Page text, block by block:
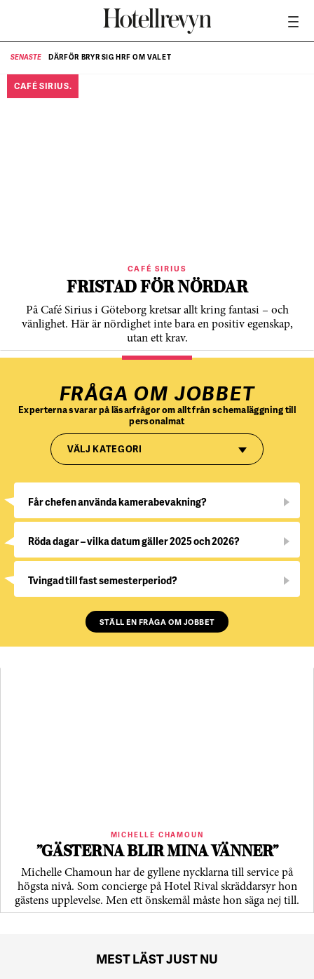
SENASTE DÄRFÖR BRYR SIG HRF OM VALET
CAFÉ SIRIUS.
CAFÉ SIRIUS
FRISTAD FÖR NÖRDAR
På Café Sirius i Göteborg kretsar allt kring fantasi – och
vänlighet. Här är nördighet inte bara en positiv egenskap,
utan ett krav.
FRÅGA OM JOBBET
Experterna svarar på läsarfrågor om allt från schemaläggning till
personalmat
VÄLJ KATEGORI
Får chefen använda kamerabevakning?
Röda dagar – vilka datum gäller 2025 och 2026?
Tvingad till fast semesterperiod?
STÄLL EN FRÅGA OM JOBBET
MICHELLE CHAMOUN
”GÄSTERNA BLIR MINA VÄNNER”
Michelle Chamoun har de gyllene nycklarna till service på
högsta nivå. Som concierge på Hotel Rival skräddarsyr hon
gästens upp­levelse. Men ett önskemål måste hon säga nej till.
MEST LÄST JUST NU